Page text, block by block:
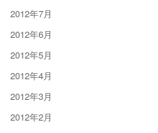
2012年7月
2012年6月
2012年5月
2012年4月
2012年3月
2012年2月